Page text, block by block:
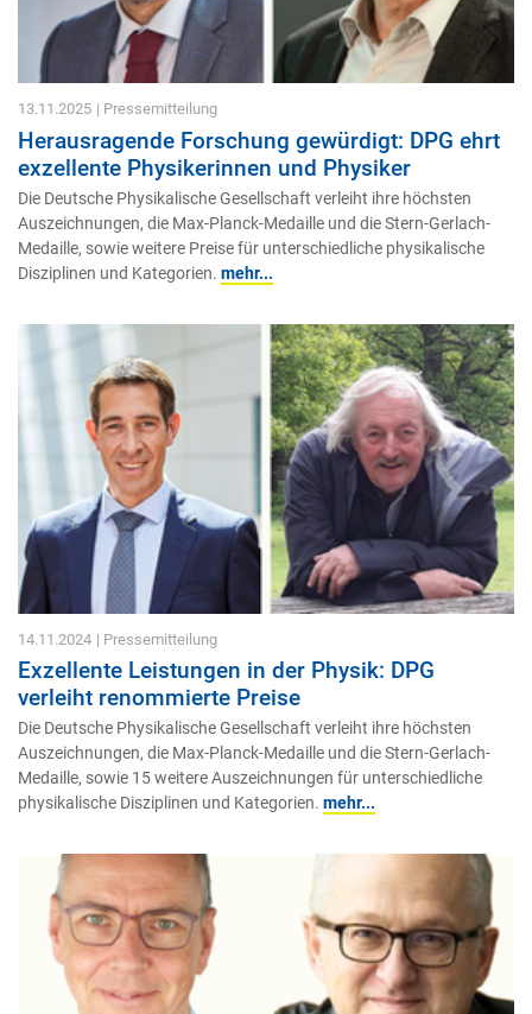
13.11.2025 | Pressemitteilung
Herausragende Forschung gewürdigt: DPG ehrt
exzellente Physikerinnen und Physiker
Die Deutsche Physikalische Gesellschaft verleiht ihre höchsten
Auszeichnungen, die Max-Planck-Medaille und die Stern-Gerlach-
Medaille, sowie weitere Preise für unterschiedliche physikalische
Disziplinen und Kategorien. mehr...
14.11.2024 | Pressemitteilung
Exzellente Leistungen in der Physik: DPG
verleiht renommierte Preise
Die Deutsche Physikalische Gesellschaft verleiht ihre höchsten
Auszeichnungen, die Max-Planck-Medaille und die Stern-Gerlach-
Medaille, sowie 15 weitere Auszeichnungen für unterschiedliche
physikalische Disziplinen und Kategorien. mehr...